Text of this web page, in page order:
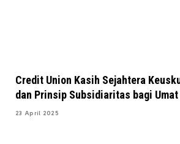
Credit Union Kasih Sejahtera
dan Prinsip Subsidiaritas bagi
23 April 2025